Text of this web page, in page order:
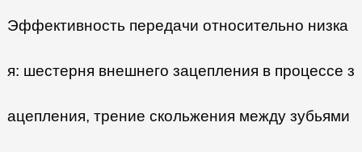
Эффективность передачи относительно низка
я: шестерня внешнего зацепления в процессе з
ацепления, трение скольжения между зубьями